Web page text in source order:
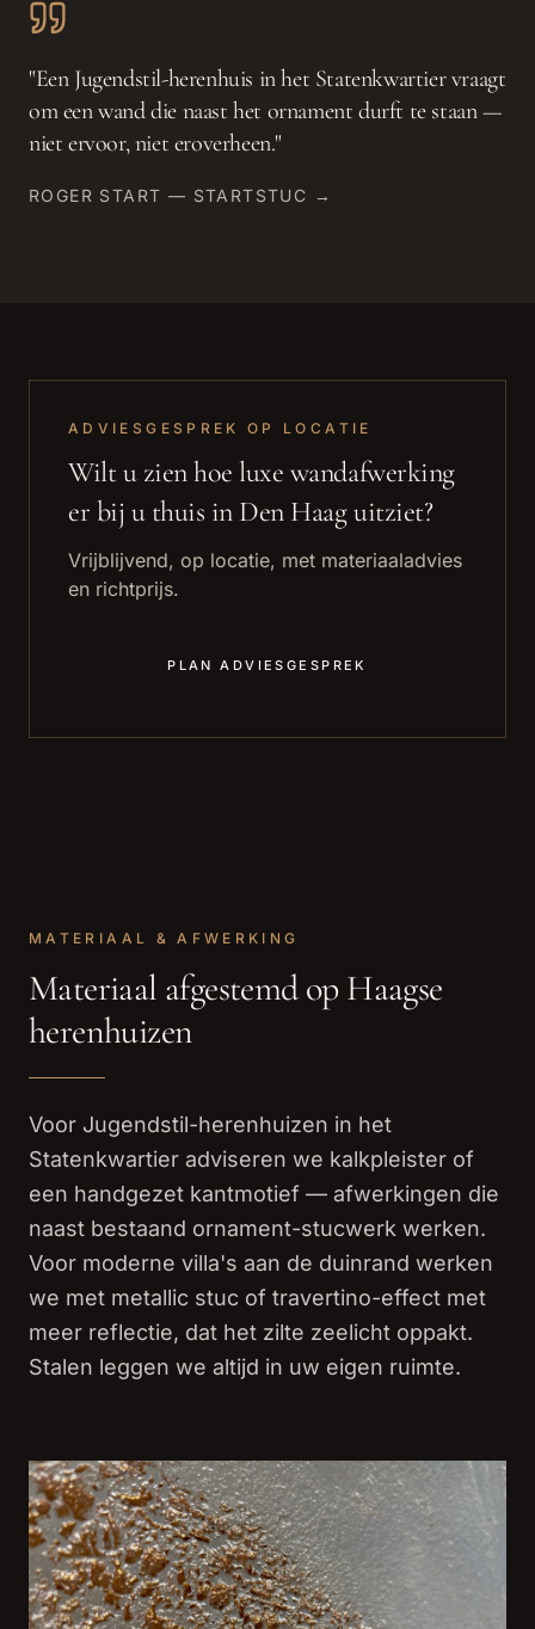
"Een Jugendstil-herenhuis in het Statenkwartier vraagt
om een wand die naast het ornament durft te staan —
niet ervoor, niet eroverheen."
ROGER START — STARTSTUC →
ADVIESGESPREK OP LOCATIE
Wilt u zien hoeluxe wandafwerking
er bij u thuis in Den Haaguitziet?
Vrijblijvend, op locatie, met materiaaladvies
en richtprijs.
PLAN ADVIESGESPREK
MATERIAAL & AFWERKING
Materiaal afgestemd op Haagse
herenhuizen
Voor Jugendstil-herenhuizen in het
Statenkwartier adviseren we kalkpleister of
een handgezet kantmotief — afwerkingen die
naast bestaand ornament-stucwerk werken.
Voor moderne villa's aan de duinrand werken
we met metallic stuc of travertino-effect met
meer reflectie, dat het zilte zeelicht oppakt.
Stalen leggen we altijd in uw eigen ruimte.